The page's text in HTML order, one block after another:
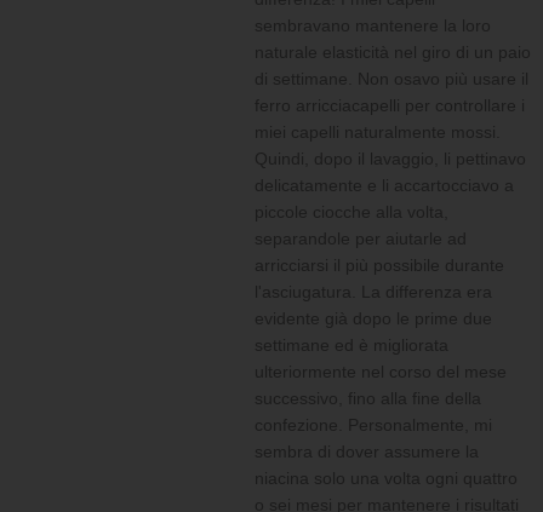
sembravano mantenere la loro
naturale elasticità nel giro di un paio
di settimane. Non osavo più usare il
ferro arricciacapelli per controllare i
miei capelli naturalmente mossi.
Quindi, dopo il lavaggio, li pettinavo
delicatamente e li accartocciavo a
piccole ciocche alla volta,
separandole per aiutarle ad
arricciarsi il più possibile durante
l'asciugatura. La differenza era
evidente già dopo le prime due
settimane ed è migliorata
ulteriormente nel corso del mese
successivo, fino alla fine della
confezione. Personalmente, mi
sembra di dover assumere la
niacina solo una volta ogni quattro
o sei mesi per mantenere i risultati